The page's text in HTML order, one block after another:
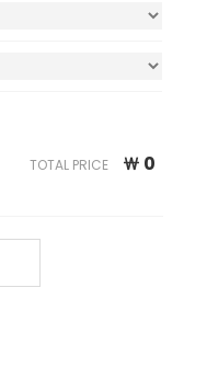
TOTAL PRICE ￦ 0